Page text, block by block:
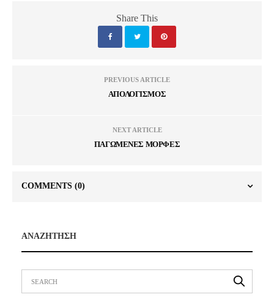
Share This
PREVIOUS ARTICLE
ΑΠΟΛΟΓΙΣΜΟΣ
NEXT ARTICLE
ΠΑΓΩΜΕΝΕΣ ΜΟΡΦΕΣ
COMMENTS (0)
ΑΝΑΖΗΤΗΣΗ